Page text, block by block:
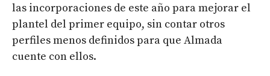
las incorporaciones de este año para mejorar el
plantel del primer equipo, sin contar otros
perfiles menos definidos para que Almada
cuente con ellos.